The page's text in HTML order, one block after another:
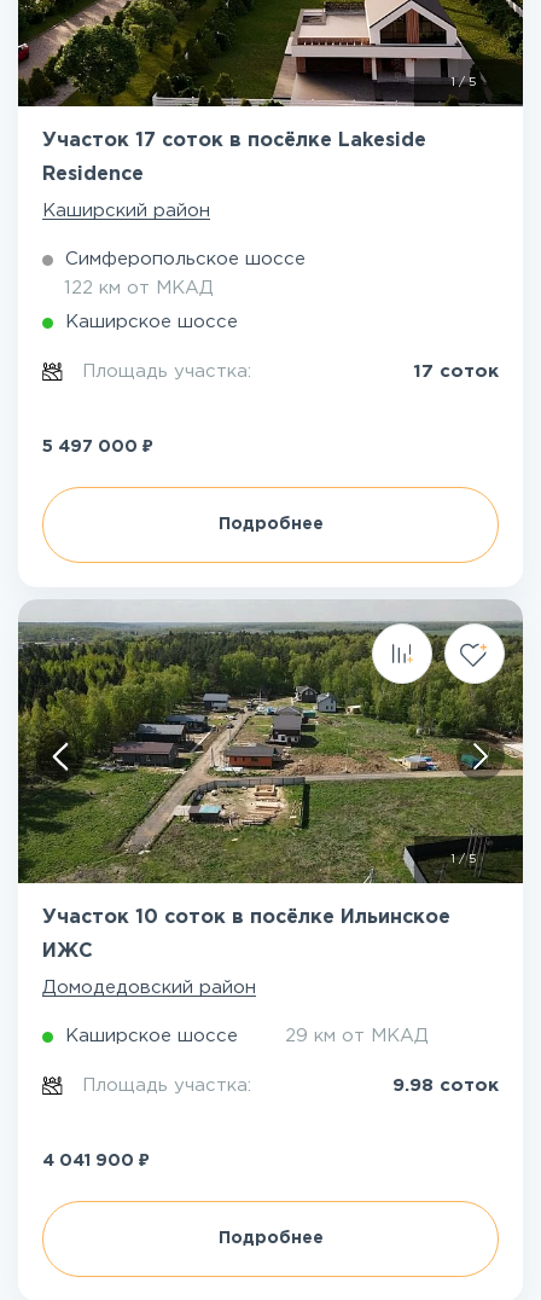
1/5
Участок 17 соток в посёлке Lakeside
Residence
Каширский район
Симферопольское шоссе
122 км от МКАД
Каширское шоссе
Площадь участка: 17 соток
5 497 000 ₽
Подробнее
1/5
Участок 10 соток в посёлке Ильинское
ИЖС
Домодедовский район
Каширское шоссе 29 км от МКАД
Площадь участка: 9.98 соток
4 041 900 ₽
Подробнее